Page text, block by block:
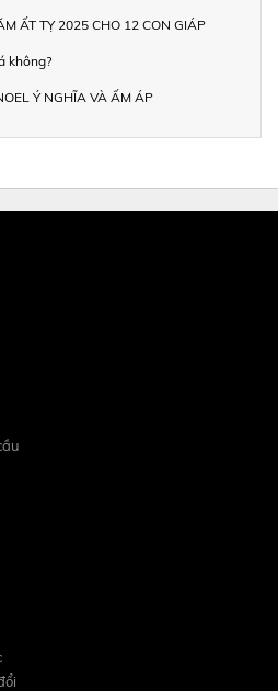
ẤT TỴ 2025 CHO 12 CON GIÁP
không?
Ý NGHĨA VÀ ẤM ÁP